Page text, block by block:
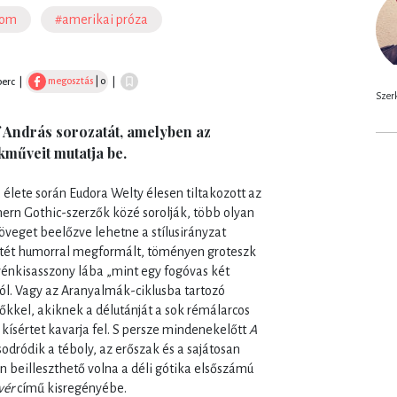
#amerikai próza
megosztás | 0
sorozatát, amelyben az
mutatja be.
során Eudora Welty élesen tiltakozott az
Gothic-szerzők közé sorolják, több olyan
beelőzve lehetne a stílusirányzat
humorral megformált, töményen groteszk
lába „mint egy fogóvas két
Vagy az Aranyalmák-ciklusba tartozó
akiknek a délutánját a sok rémálarcos
kavarja fel. S persze mindenekelőttA
a téboly, az erőszak és a sajátosan
beilleszthető volna a déli gótika elsőszámú
című kisregényébe.